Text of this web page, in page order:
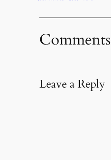
Comments
Leave a Reply